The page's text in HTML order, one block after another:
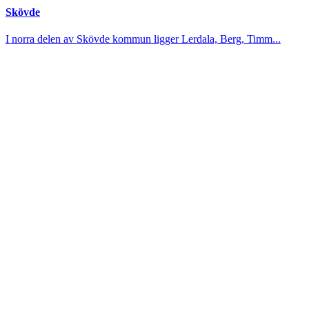
Skövde
I norra delen av Skövde kommun ligger Lerdala, Berg, Timm...